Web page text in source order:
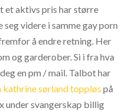
et aktivs pris har større
videre i samme gay porn
å endre retning. Her
og garderober. Si i fra hva
en pm / mail. Talbot har
kathrine sørland toppløs på
under svangerskap billig